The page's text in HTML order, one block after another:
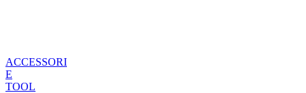
ACCESSORI
E
TOOL